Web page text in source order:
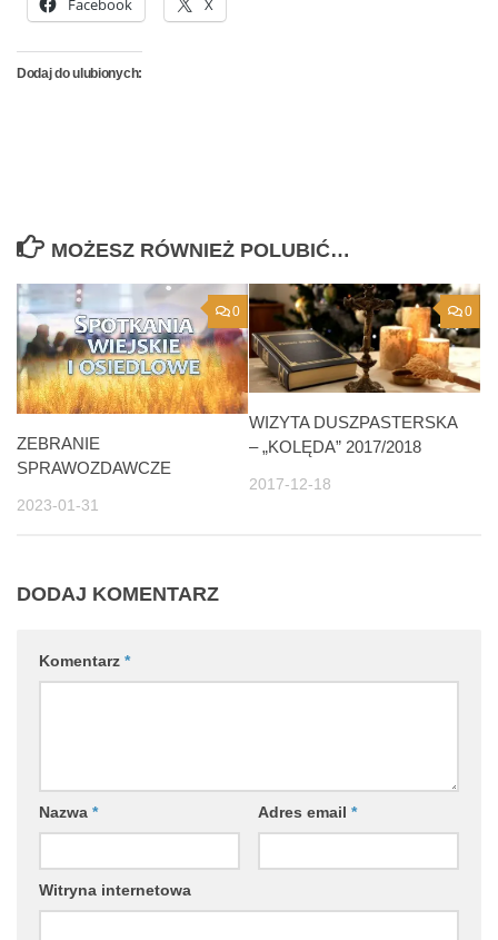
Facebook X
Dodaj do ulubionych:
MOŻESZ RÓWNIEŻ POLUBIĆ…
0
ZEBRANIE
SPRAWOZDAWCZE
2023-01-31
0
WIZYTA DUSZPASTERSKA
– „KOLĘDA” 2017/2018
2017-12-18
DODAJ KOMENTARZ
Komentarz *
Nazwa * Adres email *
Witryna internetowa